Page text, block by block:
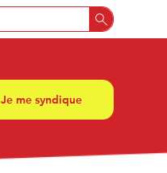
Je me syndique